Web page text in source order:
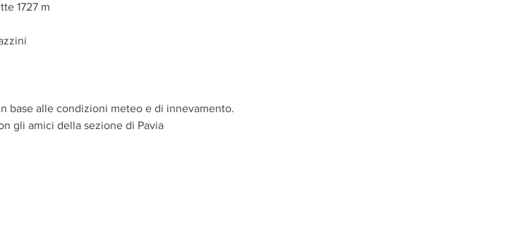
1727 m
base alle condizioni meteo e di innevamento.
gli amici della sezione di Pavia